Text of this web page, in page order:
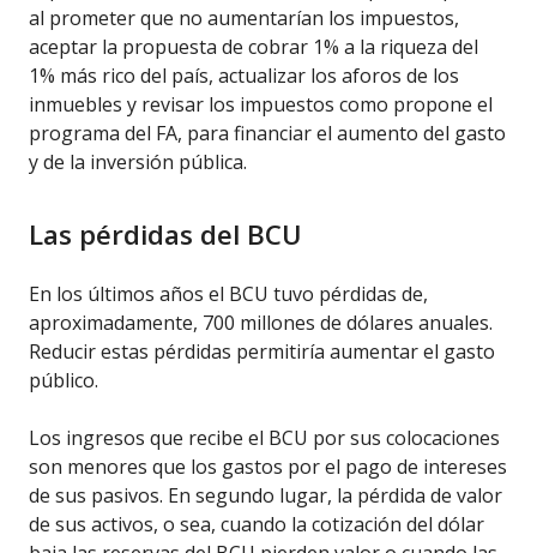
al prometer que no aumentarían los impuestos,
aceptar la propuesta de cobrar 1% a la riqueza del
1% más rico del país, actualizar los aforos de los
inmuebles y revisar los impuestos como propone el
programa del FA, para financiar el aumento del gasto
y de la inversión pública.
Las pérdidas del BCU
En los últimos años el BCU tuvo pérdidas de,
aproximadamente, 700 millones de dólares anuales.
Reducir estas pérdidas permitiría aumentar el gasto
público.
Los ingresos que recibe el BCU por sus colocaciones
son menores que los gastos por el pago de intereses
de sus pasivos. En segundo lugar, la pérdida de valor
de sus activos, o sea, cuando la cotización del dólar